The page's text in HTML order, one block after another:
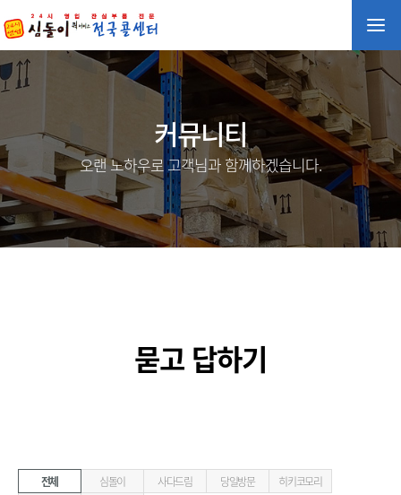
커뮤니티
오랜 노하우로 고객님과 함께하겠습니다.
묻고 답하기
전체 심돌이 사다드림 당일방문
히키코모리